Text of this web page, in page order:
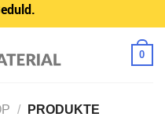
0
/
PRODUKTE